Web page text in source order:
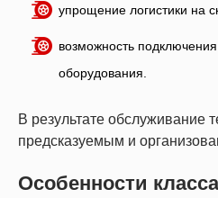
упрощение логистики на
возможность
оборудования.
В результате обслуживание
предсказуемым и
Особенности